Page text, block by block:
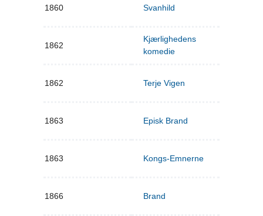
1860 Svanhild
1862
Kjærlighedens
komedie
1862 Terje Vigen
1863 Episk Brand
1863 Kongs-Emnerne
1866 Brand